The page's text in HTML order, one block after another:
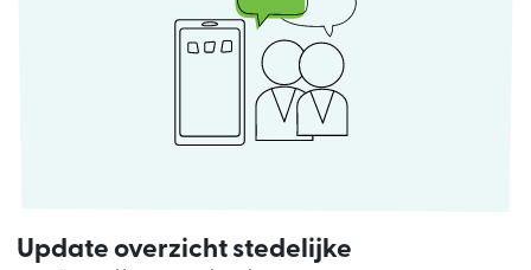
Update overzicht stedelijke